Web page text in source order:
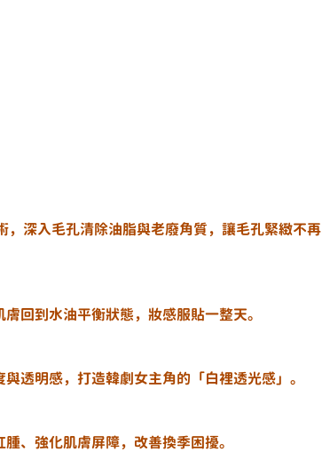
深入毛孔清除油脂與老廢角質，讓毛孔緊緻不再
回到水油平衡狀態，妝感服貼一整天。
透明感，打造韓劇女主角的「白裡透光感」。
、強化肌膚屏障，改善換季困擾。